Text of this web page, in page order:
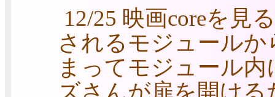
12/25 映画coreを見
されるモジュール
まってモジュール
ズさんが扉を開け